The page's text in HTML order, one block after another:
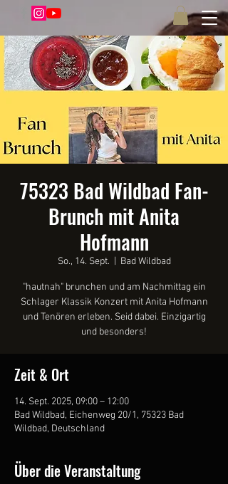
75323 Bad Wildbad Fan-
Brunch mit Anita
Hofmann
So., 14. Sept.
  |
Bad Wildbad
"hautnah" brunchen und am Nachmittag ein
Schlager Klassik Konzert mit Anita Hofmann
und Tenören erleben. Seid dabei. Einzigartig
und besonders!
Zeit & Ort
14. Sept. 2025, 09:00 – 12:00
Bad Wildbad, Eichenweg 20/1, 75323 Bad
Wildbad, Deutschland
Über die Veranstaltung